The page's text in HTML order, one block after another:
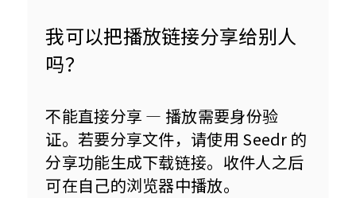
我可以把播放链接分享给别人
吗？
不能直接分享 — 播放需要身份验
证。若要分享文件，请使用 Seedr 的
分享功能生成下载链接。收件人之后
可在自己的浏览器中播放。